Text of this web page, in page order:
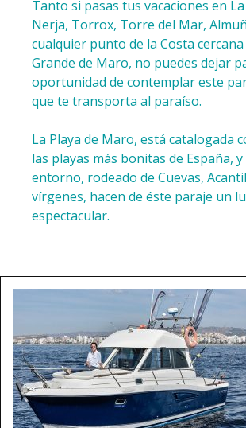
Tanto si pasas tus vacaciones en
Nerja, Torrox, Torre del Mar,
cualquier punto de la Costa cercana
Grande de Maro, no puedes dejar
oportunidad de contemplar este
que te transporta al paraíso.
La Playa de Maro, está catalogada
las playas más bonitas de España,
entorno, rodeado de Cuevas,
vírgenes, hacen de éste paraje un
espectacular.
Artículo añadido al carrito.
0 artículos -0,00€